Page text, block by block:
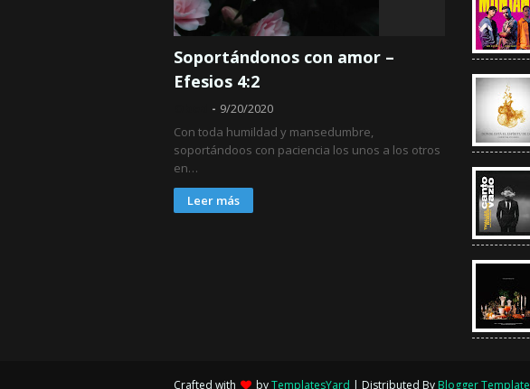
Soportándonos con amor –
Efesios 4:2
9/20/2020
Con toda humildad y mansedumbre,
soportándoos con paciencia los unos a los otros
en…
Leer más
Crafted with byTemplatesYard | Distributed By Blogger Template